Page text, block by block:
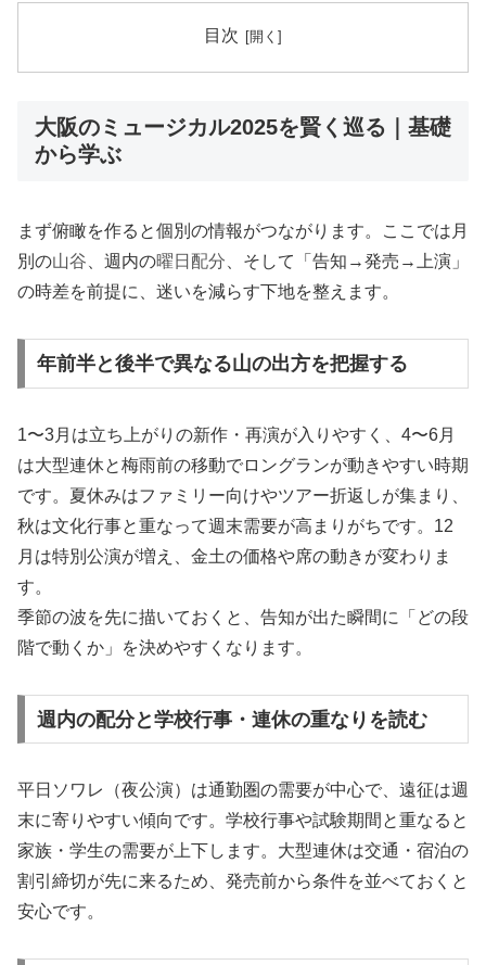
目次
大阪のミュージカル2025を賢く巡る｜基礎
から学ぶ
まず俯瞰を作ると個別の情報がつながります。ここでは月
別の山谷 、週内の曜日配分 、そして「告知→発売→上演」
の時差を前提に、迷いを減らす下地を整えます。
年前半と後半で異なる山の出方を把握する
1〜3月は立ち上がりの新作・再演が入りやすく、4〜6月
は大型連休と梅雨前の移動でロングランが動きやすい時期
です。夏休みはファミリー向けやツアー折返しが集まり、
秋は文化行事と重なって週末需要が高まりがちです。12
月は特別公演が増え、金土の価格や席の動きが変わりま
す。
季節の波を先に描いておくと、告知が出た瞬間に「どの段
階で動くか」を決めやすくなります。
週内の配分と学校行事・連休の重なりを読む
平日ソワレ（夜公演）は通勤圏の需要が中心で、遠征は週
末に寄りやすい傾向です。学校行事や試験期間と重なると
家族・学生の需要が上下します。大型連休は交通・宿泊の
割引締切が先に来るため、発売前から条件を並べておくと
安心です。